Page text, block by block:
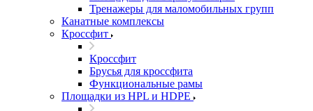
Тренажеры для маломобильных групп
Канатные комплексы
Кроссфит
Кроссфит
Брусья для кроссфита
Функциональные рамы
Площадки из HPL и HDPE